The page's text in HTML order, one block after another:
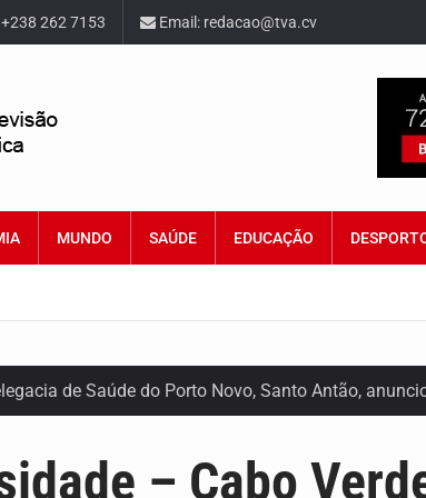
262 7153 Email: redacao@tva.cv
MUNDO SAÚDE EDUCAÇÃO
de Saúde do Porto Novo, Santo Antão,
– Cabo